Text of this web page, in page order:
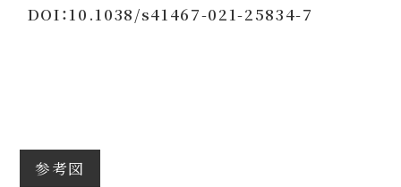
DOI：10.1038/s41467-021-25834-7
参考図